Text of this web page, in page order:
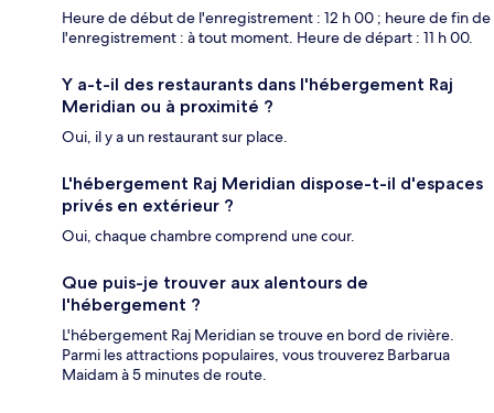
Heure de début de l'enregistrement : 12 h 00 ; heure de fin de
l'enregistrement : à tout moment. Heure de départ : 11 h 00.
Y a-t-il des restaurants dans l'hébergement Raj
Meridian ou à proximité ?
Oui, il y a un restaurant sur place.
L'hébergement Raj Meridian dispose-t-il d'espaces
privés en extérieur ?
Oui, chaque chambre comprend une cour.
Que puis-je trouver aux alentours de
l'hébergement ?
L'hébergement Raj Meridian se trouve en bord de rivière.
Parmi les attractions populaires, vous trouverez Barbarua
Maidam à 5 minutes de route.